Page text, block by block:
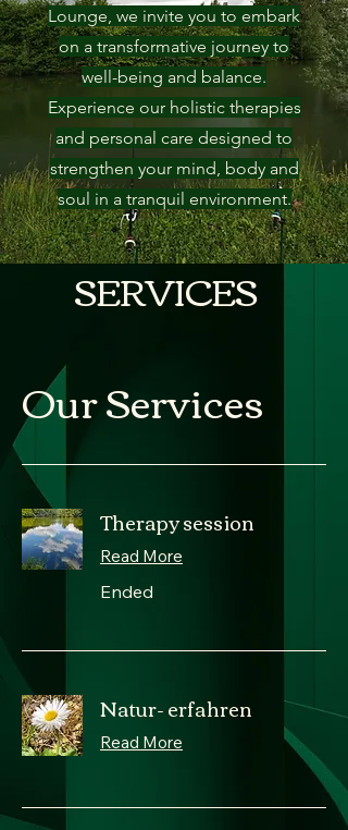
Lounge, we invite you to embark
on a transformative journey to
well-being and balance.
Experience our holistic therapies
and personal care designed to
strengthen your mind, body and
soul in a tranquil environment.
SERVICES
Our Services
Therapy session
Read More
Ended
Natur- erfahren
Read More